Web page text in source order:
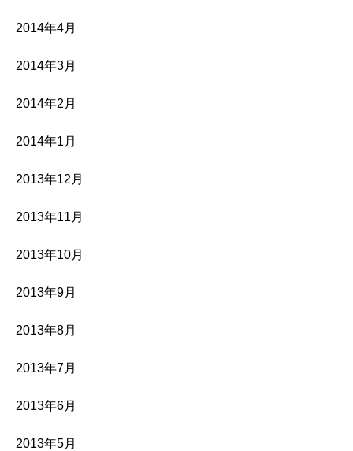
2014年4月
2014年3月
2014年2月
2014年1月
2013年12月
2013年11月
2013年10月
2013年9月
2013年8月
2013年7月
2013年6月
2013年5月